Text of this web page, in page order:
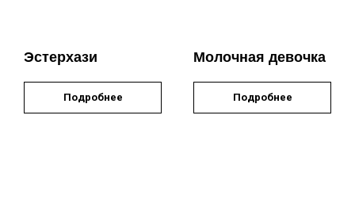
Эстерхази
Подробнее
Молочная девочка
Подробнее